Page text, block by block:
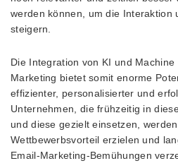
werden können, um die Interaktion
steigern.
Die Integration von KI und
Marketing bietet somit enorme
effizienter, personalisierter und
Unternehmen, die frühzeitig in
und diese gezielt einsetzen,
Wettbewerbsvorteil erzielen und
Email-Marketing-Bemühungen